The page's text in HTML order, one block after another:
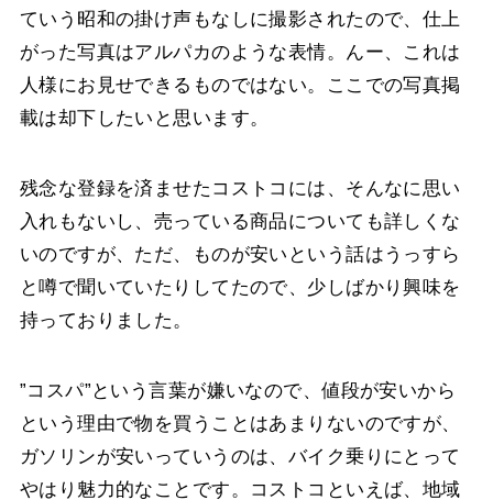
ていう昭和の掛け声もなしに撮影されたので、仕上
がった写真はアルパカのような表情。んー、これは
人様にお見せできるものではない。ここでの写真掲
載は却下したいと思います。
残念な登録を済ませたコストコには、そんなに思い
入れもないし、売っている商品についても詳しくな
いのですが、ただ、ものが安いという話はうっすら
と噂で聞いていたりしてたので、少しばかり興味を
持っておりました。
”コスパ”という言葉が嫌いなので、値段が安いから
という理由で物を買うことはあまりないのですが、
ガソリンが安いっていうのは、バイク乗りにとって
やはり魅力的なことです。コストコといえば、地域